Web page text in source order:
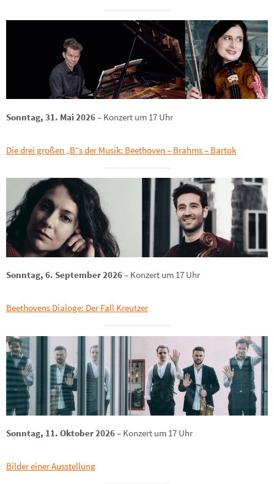
Sonntag, 31. Mai 2026– Konzert um 17 Uhr
Die drei großen „B“s der Musik: Beethoven – Brahms – Bartok
Sonntag, 6. September 2026– Konzert um 17 Uhr
Beethovens Dialoge: Der Fall Kreutzer
Sonntag, 11. Oktober 2026– Konzert um 17 Uhr
Bilder einer Ausstellung